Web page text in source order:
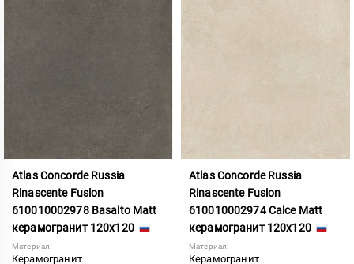
Atlas Concorde Russia
Rinascente Fusion
610010002978 Basalto Matt
керамогранит 120x120
Материал:
Керамогранит
Atlas Concorde Russia
Rinascente Fusion
610010002974 Calce Matt
керамогранит 120x120
Материал:
Керамогранит